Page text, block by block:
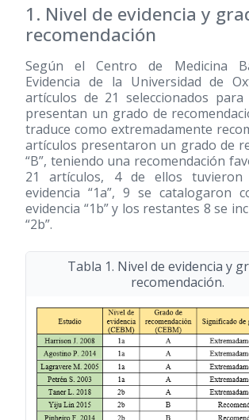
1. Nivel de evidencia y
recomendación
Según el Centro de Medicina
Evidencia de la Universidad de
artículos de 21 seleccionados
presentan un grado de
traduce como extremadamente
artículos presentaron un grado de
“B”, teniendo una recomendación
21 artículos, 4 de ellos
evidencia “1a”, 9 se catalogaron
evidencia “1b” y los restantes 8 se
“2b”.
Tabla 1. Nivel de evidencia y
recomendación.